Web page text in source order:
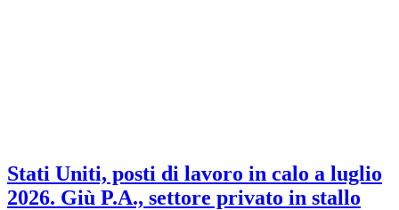
Stati Uniti, posti di lavoro in calo a luglio
2026. Giù P.A., settore privato in stallo